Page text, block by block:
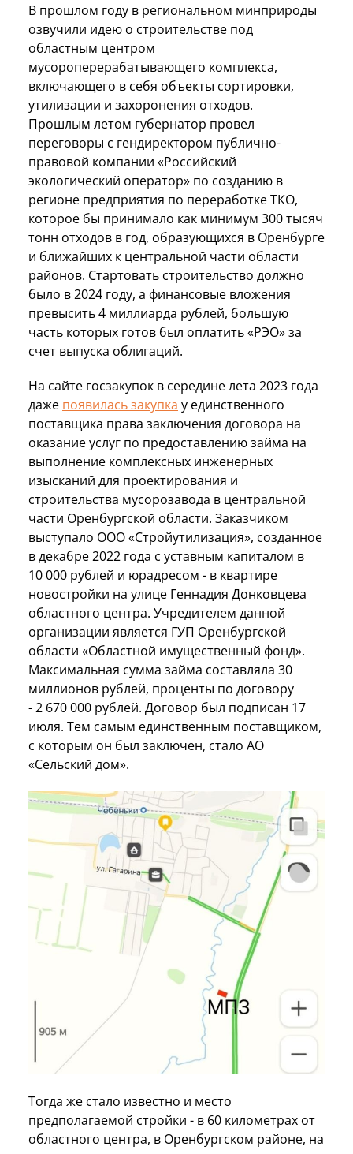
В прошлом году в региональном минприроды
озвучили идею о строительстве под
областным центром
мусороперерабатывающего комплекса,
включающего в себя объекты сортировки,
утилизации и захоронения отходов.
Прошлым летом губернатор провел
переговоры с гендиректором публично-
правовой компании «Российский
экологический оператор» по созданию в
регионе предприятия по переработке ТКО,
которое бы принимало как минимум 300 тысяч
тонн отходов в год, образующихся в Оренбурге
и ближайших к центральной части области
районов. Стартовать строительство должно
было в 2024 году, а финансовые вложения
превысить 4 миллиарда рублей, большую
часть которых готов был оплатить «РЭО» за
счет выпуска облигаций.
На сайте госзакупок в середине лета 2023 года
даже появилась закупка у единственного
поставщика права заключения договора на
оказание услуг по предоставлению займа на
выполнение комплексных инженерных
изысканий для проектирования и
строительства мусорозавода в центральной
части Оренбургской области. Заказчиком
выступало ООО «Стройутилизация», созданное
в декабре 2022 года с уставным капиталом в
10 000 рублей и юрадресом - в квартире
новостройки на улице Геннадия Донковцева
областного центра. Учредителем данной
организации является ГУП Оренбургской
области «Областной имущественный фонд».
Максимальная сумма займа составляла 30
миллионов рублей, проценты по договору
- 2 670 000 рублей. Договор был подписан 17
июля. Тем самым единственным поставщиком,
с которым он был заключен, стало АО
«Сельский дом».
Тогда же стало известно и место
предполагаемой стройки - в 60 километрах от
областного центра, в Оренбургском районе, на